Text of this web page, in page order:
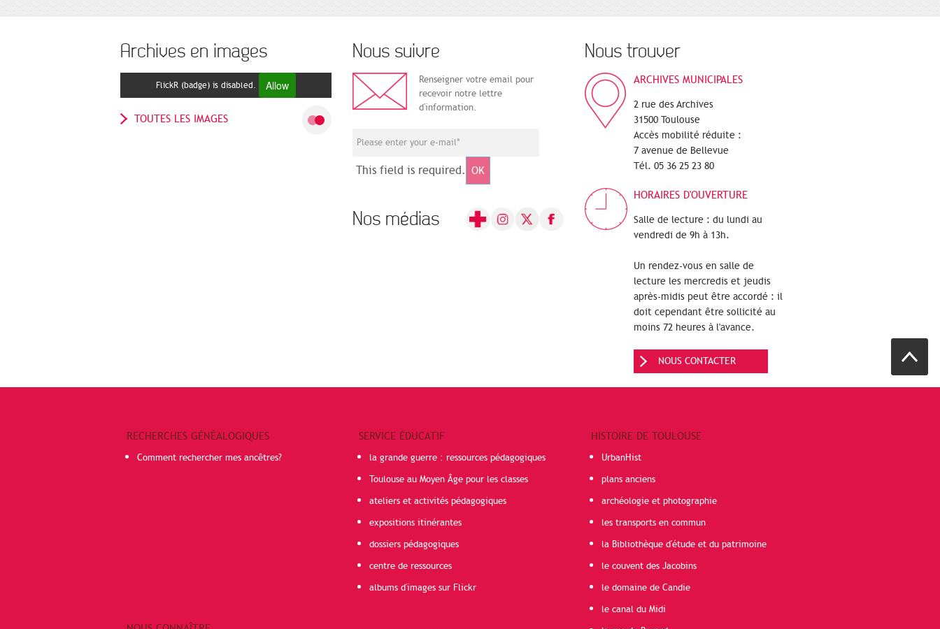
Archives en images
FlickR (badge) is disabled. Allow
TOUTES LES IMAGES
Nous suivre
Renseigner votre email pour
recevoir notre lettre
d'information.
This field is required. OK
Nos médias
Nous trouver
ARCHIVES MUNICIPALES
2 rue des Archives
31500 Toulouse
Accès mobilité réduite :
7 avenue de Bellevue
Tél. 05 36 25 23 80
HORAIRES D'OUVERTURE
Salle de lecture : du lundi au
vendredi de 9h à 13h.
Un rendez-vous en salle de
lecture les mercredis et jeudis
après-midis peut être accordé : il
doit cependant être sollicité au
moins 72 heures à l'avance.
NOUS CONTACTER
RECHERCHES GÉNÉALOGIQUES
Comment rechercher mes ancêtres?
SERVICE ÉDUCATIF
la grande guerre : ressources pédagogiques
Toulouse au Moyen Âge pour les classes
ateliers et activités pédagogiques
expositions itinérantes
dossiers pédagogiques
centre de ressources
albums d'images sur Flickr
HISTOIRE DE TOULOUSE
UrbanHist
plans anciens
archéologie et photographie
les transports en commun
la Bibliothèque d'étude et du patrimoine
le couvent des Jacobins
le domaine de Candie
le canal du Midi